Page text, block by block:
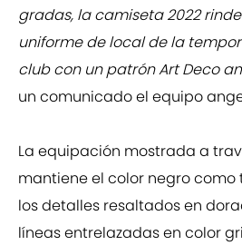
gradas, la camiseta 2022
uniforme de local de la
club con un patrón Art Deco
un comunicado el equipo
La equipación mostrada a
mantiene el color negro como
los detalles resaltados en
líneas entrelazadas en color